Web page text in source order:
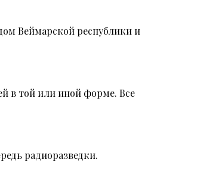
Веймарской республики и
в той или иной форме. Все
радиоразведки.